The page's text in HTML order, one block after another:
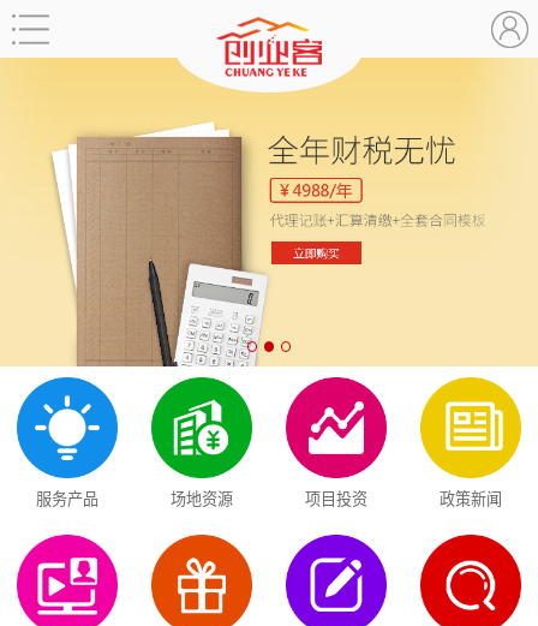
服务产品 场地资源 项目投资 政策新闻